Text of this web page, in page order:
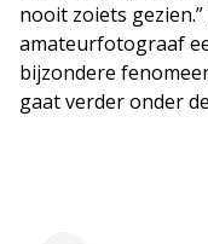
nooit zoiets
amateurfotograaf
bijzondere
gaat verder onder